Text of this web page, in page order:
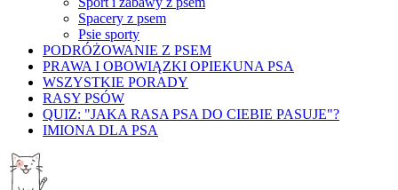
Spacery z psem
Psie sporty
PODRÓŻOWANIE Z PSEM
PRAWA I OBOWIĄZKI OPIEKUNA PSA
WSZYSTKIE PORADY
RASY PSÓW
QUIZ: "JAKA RASA PSA DO CIEBIE PASUJE"?
IMIONA DLA PSA